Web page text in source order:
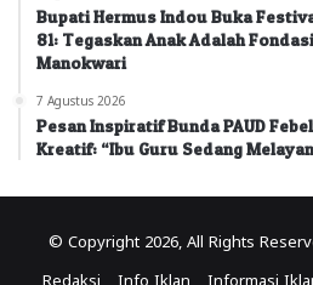
Bupati Hermus Indou Buka
81: Tegaskan Anak Adalah
Manokwari
7 Agustus 2026
Pesan Inspiratif Bunda PAUD
Kreatif: “Ibu Guru Sedang
© Copyright 2026, All Rights
Redaksi Info Iklan Informasi